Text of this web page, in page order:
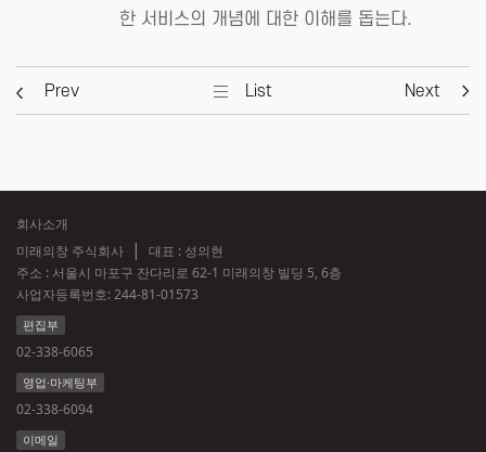
한 서비스의 개념에 대한 이해를 돕는다.
Prev List Next
회사소개
미래의창 주식회사
대표 : 성의현
주소 : 서울시 마포구 잔다리로 62-1 미래의창 빌딩 5, 6층
사업자등록번호:244-81-01573
편집부
02-338-6065
영업·마케팅부
02-338-6094
이메일